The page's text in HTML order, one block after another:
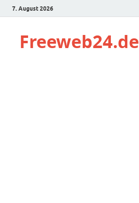
7. August 2026
Freeweb24.de